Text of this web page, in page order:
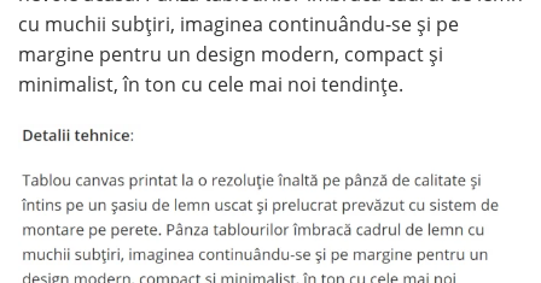
cu muchii subțiri, imaginea continuându-se și pe
margine pentru un design modern, compact și
minimalist, în ton cu cele mai noi tendințe.